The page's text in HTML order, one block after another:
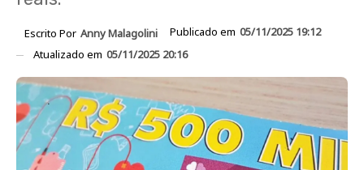
Escrito Por Anny Malagolini Publicado em 05/11/2025 19:12
Atualizado em 05/11/2025 20:16